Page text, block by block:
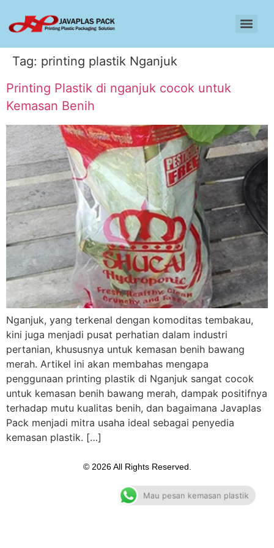
Tag: printing plastik Nganjuk
Printing Plastik di nganjuk cocok untuk
Kemasan Benih
Nganjuk, yang terkenal dengan komoditas tembakau,
kini juga menjadi pusat perhatian dalam industri
pertanian, khususnya untuk kemasan benih bawang
merah. Artikel ini akan membahas mengapa
penggunaan printing plastik di Nganjuk sangat cocok
untuk kemasan benih bawang merah, dampak positifnya
terhadap mutu kualitas benih, dan bagaimana Javaplas
Pack menjadi mitra usaha ideal sebagai penyedia
kemasan plastik. […]
© 2026 All Rights Reserved.
Mau pesan kemasan plastik